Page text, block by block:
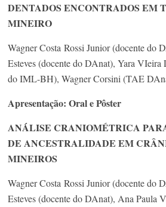
DENTADOS ENCONTRADOS EM
MINEIRO
Wagner Costa Rossi Junior (docente do
Esteves (docente do DAnat), Yara
do IML-BH), Wagner Corsini (TAE
Apresentação: Oral e Pôster
ANÁLISE CRANIOMÉTRICA
DE ANCESTRALIDADE EM
MINEIROS
Wagner Costa Rossi Junior (docente do
Esteves (docente do DAnat), Ana Paula